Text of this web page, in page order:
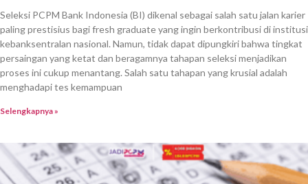
Seleksi PCPM Bank Indonesia (BI) dikenal sebagai salah satu jalan karier
paling prestisius bagi fresh graduate yang ingin berkontribusi di institusi
kebanksentralan nasional. Namun, tidak dapat dipungkiri bahwa tingkat
persaingan yang ketat dan beragamnya tahapan seleksi menjadikan
proses ini cukup menantang. Salah satu tahapan yang krusial adalah
menghadapi tes kemampuan
Selengkapnya »